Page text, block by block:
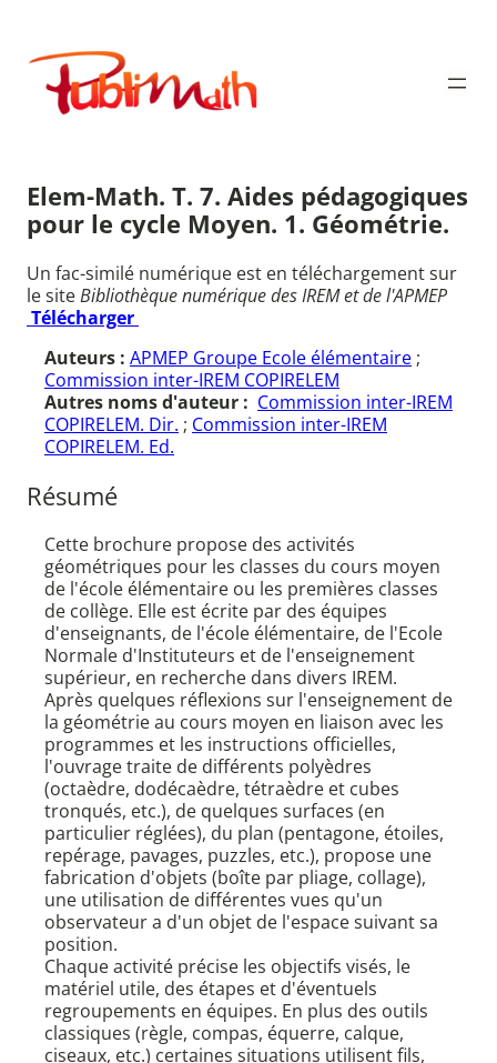
contenu
Publimath
Elem-Math. T. 7. Aides pédagogiques
pour le cycle Moyen. 1. Géométrie.
Un fac-similé numérique est en téléchargement sur
le siteBibliothèque numérique des IREM et de l'APMEP
Télécharger
Auteurs : APMEP Groupe Ecole élémentaire ;
Commission inter-IREM COPIRELEM
Autres noms d'auteur : Commission inter-IREM
COPIRELEM. Dir. ; Commission inter-IREM
COPIRELEM. Ed.
Résumé
Cette brochure propose des activités
géométriques pour les classes du cours moyen
de l'école élémentaire ou les premières classes
de collège. Elle est écrite par des équipes
d'enseignants, de l'école élémentaire, de l'Ecole
Normale d'Instituteurs et de l'enseignement
supérieur, en recherche dans divers IREM.
Après quelques réflexions sur l'enseignement de
la géométrie au cours moyen en liaison avec les
programmes et les instructions officielles,
l'ouvrage traite de différents polyèdres
(octaèdre, dodécaèdre, tétraèdre et cubes
tronqués, etc.), de quelques surfaces (en
particulier réglées), du plan (pentagone, étoiles,
repérage, pavages, puzzles, etc.), propose une
fabrication d'objets (boîte par pliage, collage),
une utilisation de différentes vues qu'un
observateur a d'un objet de l'espace suivant sa
position.
Chaque activité précise les objectifs visés, le
matériel utile, des étapes et d'éventuels
regroupements en équipes. En plus des outils
classiques (règle, compas, équerre, calque,
ciseaux, etc.) certaines situations utilisent fils,